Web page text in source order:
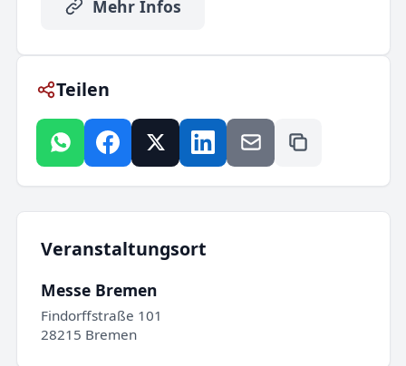
Mehr Infos
Teilen
Veranstaltungsort
Messe Bremen
Findorffstraße 101
28215 Bremen